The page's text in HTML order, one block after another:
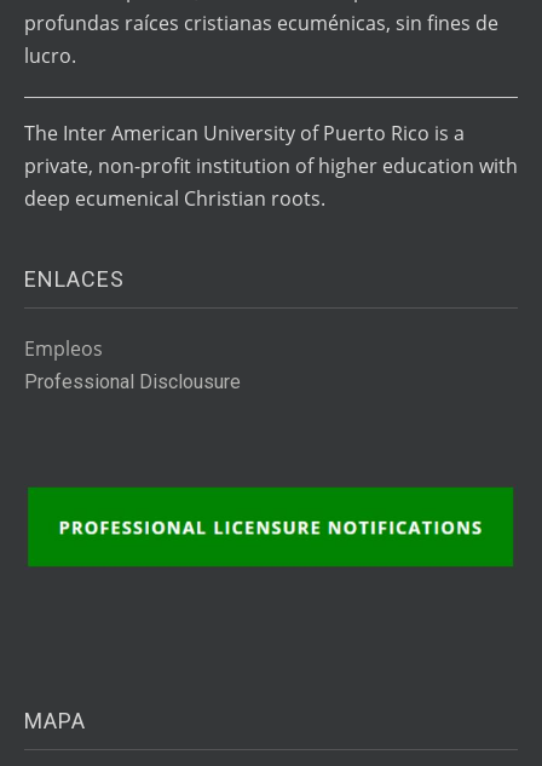
profundas raíces cristianas ecuménicas, sin fines de
lucro.
The Inter American University of Puerto Rico is a
private, non-profit institution of higher education with
deep ecumenical Christian roots.
ENLACES
Empleos
Professional Disclousure
MAPA